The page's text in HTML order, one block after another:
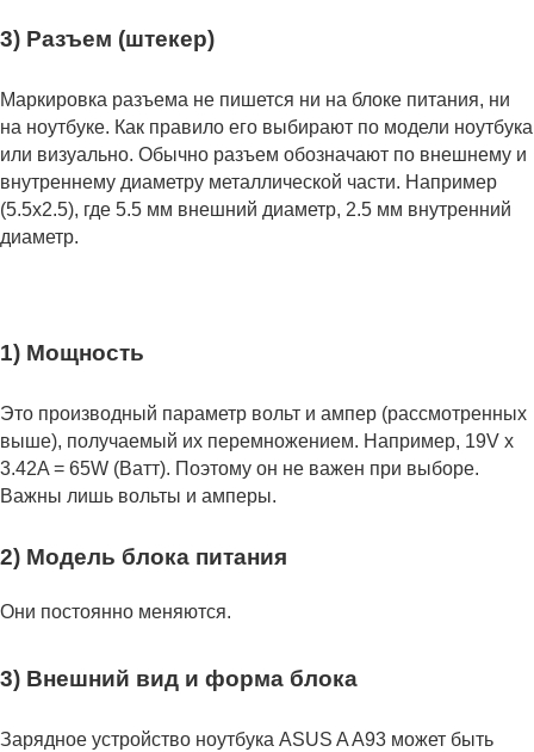
3) Разъем (штекер)
Маркировка разъема не пишется ни на блоке питания, ни
на ноутбуке. Как правило его выбирают по модели ноутбука
или визуально. Обычно разъем обозначают по внешнему и
внутреннему диаметру металлической части. Например
(5.5x2.5), где 5.5 мм внешний диаметр, 2.5 мм внутренний
диаметр.
1) Мощность
Это производный параметр вольт и ампер (рассмотренных
выше), получаемый их перемножением. Например, 19V x
3.42A = 65W (Ватт). Поэтому он не важен при выборе.
Важны лишь вольты и амперы.
2) Модель блока питания
Они постоянно меняются.
3) Внешний вид и форма блока
Зарядное устройство ноутбука ASUS A A93 может быть